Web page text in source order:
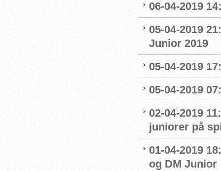
06-04-2019
05-04-2019
Junior 2019
05-04-2019
05-04-2019
02-04-2019
juniorer på
01-04-2019
og DM Junior